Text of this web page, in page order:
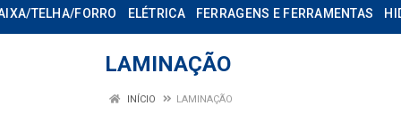
TELHA/FORRO ELÉTRICA FERRAGENS E FERRAMENTAS
LAMINAÇÃO
INÍCIO LAMINAÇÃO